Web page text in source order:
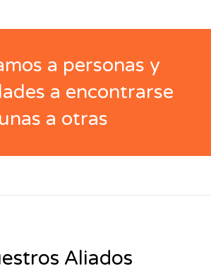
a personas y
a encontrarse
unas a otras
Aliados